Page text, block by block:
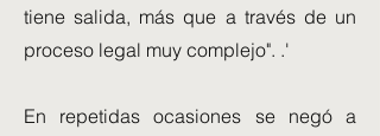
tiene salida, más que a través de un
proceso legal muy complejo". .'
En repetidas ocasiones se negó a